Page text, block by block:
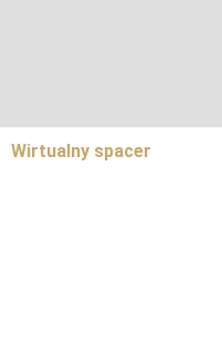
Wirtualny spacer